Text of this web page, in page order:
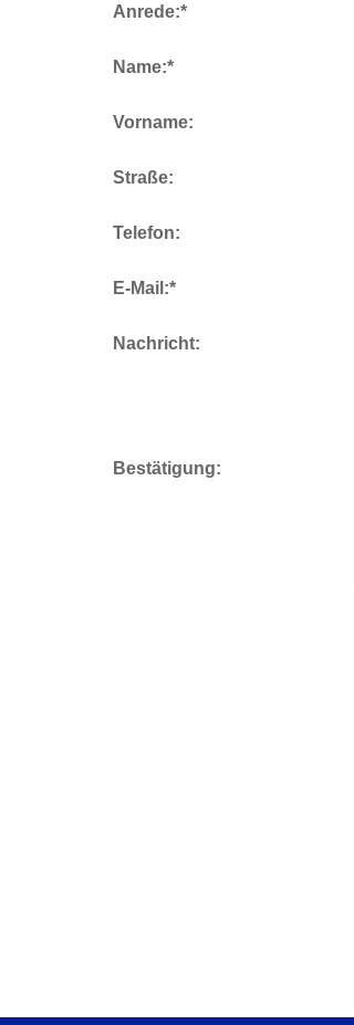
Anrede:*
Name:*
Vorname:
Straße:
Telefon:
E-Mail:*
Nachricht:
Bestätigung: